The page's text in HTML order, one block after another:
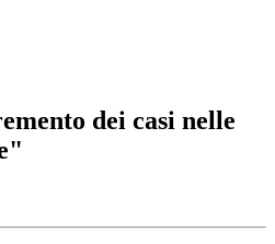
dei casi nelle